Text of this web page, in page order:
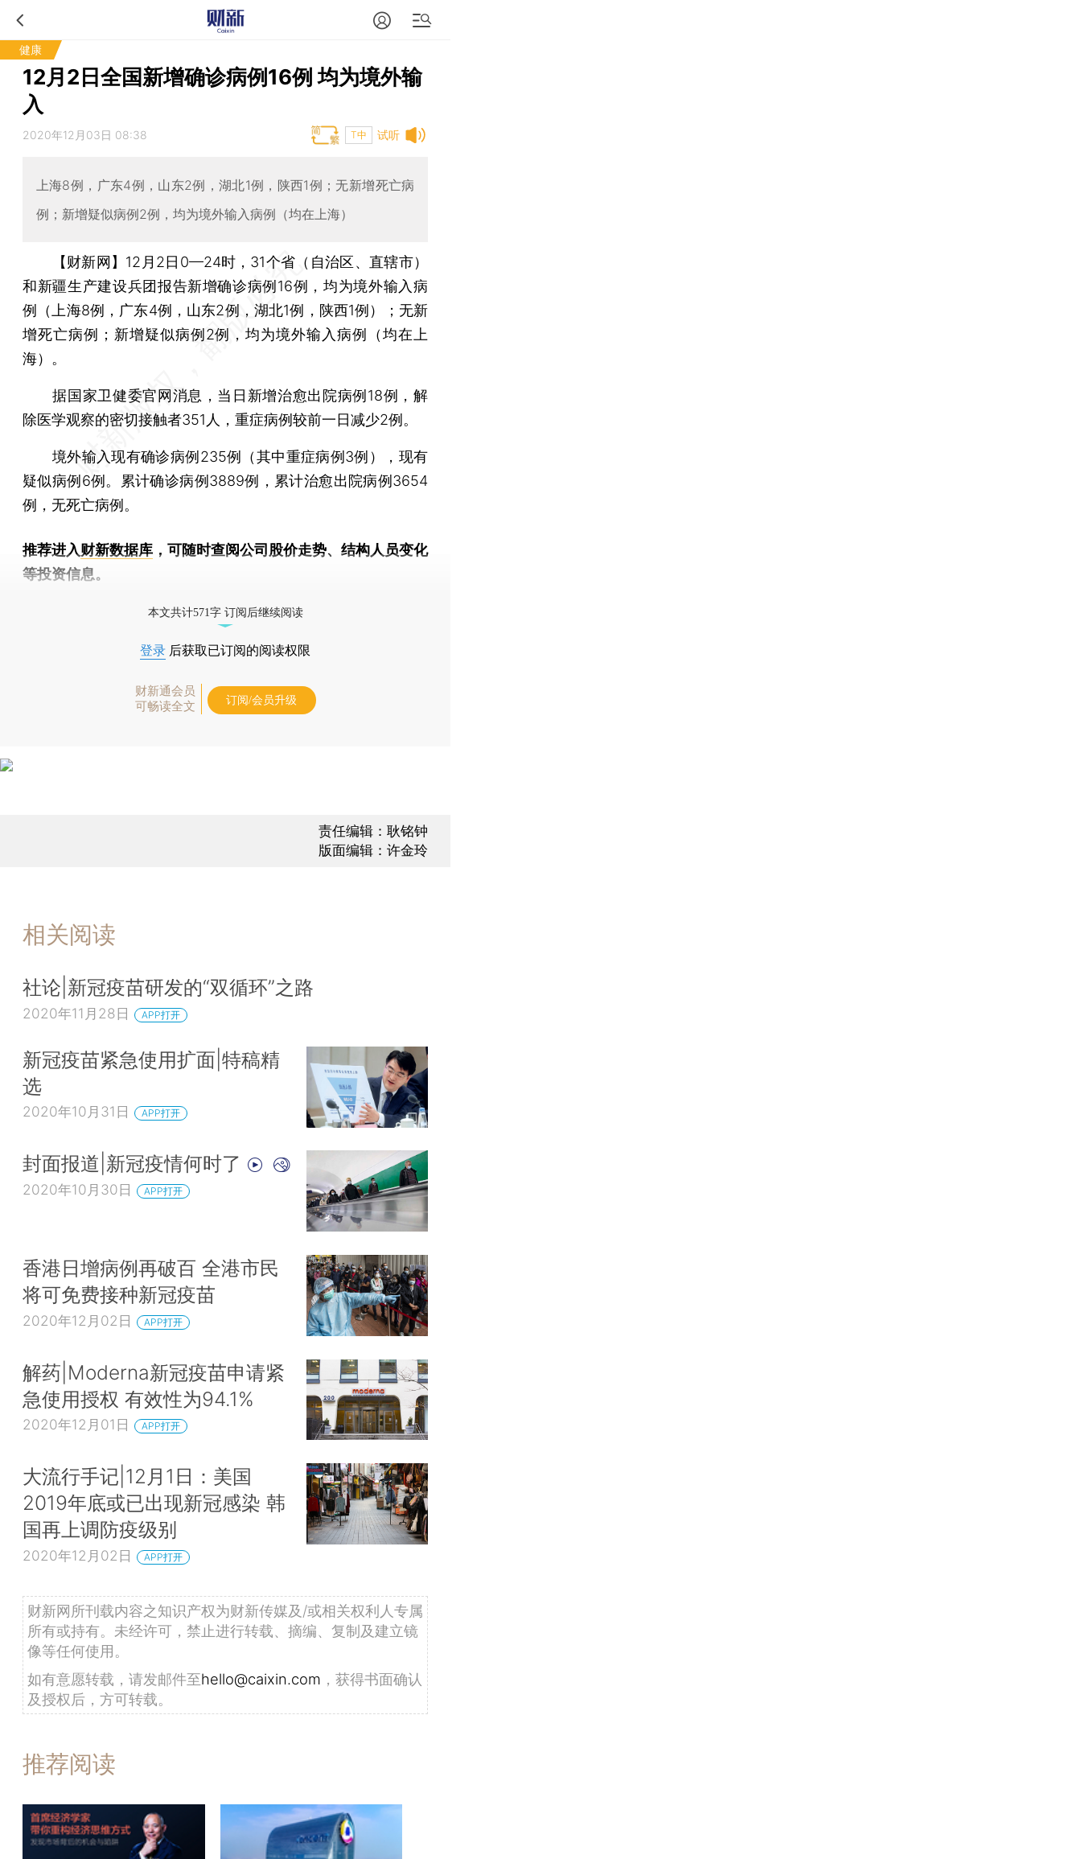
健康
12月2日全国新增确诊病例16例 均为境外输
入
试听
2020年12月03日 08:38 T中
上海8例，广东4例，山东2例，湖北1例，陕西1例；无新增死亡病
例；新增疑似病例2例，均为境外输入病例（均在上海）
【财新网】 12月2日0—24时，31个省（自治区、直辖市）
和新疆生产建设兵团报告新增确诊病例16例，均为境外输入病
例（上海8例，广东4例，山东2例，湖北1例，陕西1例）；无新
增死亡病例；新增疑似病例2例，均为境外输入病例（均在上
海）。
据国家卫健委官网消息，当日新增治愈出院病例18例，解
除医学观察的密切接触者351人，重症病例较前一日减少2例。
境外输入现有确诊病例235例（其中重症病例3例），现有
疑似病例6例。累计确诊病例3889例，累计治愈出院病例3654
例，无死亡病例。
推荐进入财新数据库 ，可随时查阅公司股价走势、结构人员变化
等投资信息。
本文共计571字 订阅后继续阅读
登录 后获取已订阅的阅读权限
财新通会员
可畅读全文
订阅/会员升级
责任编辑：耿铭钟
版面编辑：许金玲
相关阅读
社论|新冠疫苗研发的“双循环”之路
2020年11月28日 APP打开
新冠疫苗紧急使用扩面|特稿精
选
2020年10月31日 APP打开
封面报道|新冠疫情何时了
2020年10月30日 APP打开
香港日增病例再破百 全港市民
将可免费接种新冠疫苗
2020年12月02日 APP打开
解药|Moderna新冠疫苗申请紧
急使用授权 有效性为94.1%
2020年12月01日 APP打开
大流行手记|12月1日：美国
2019年底或已出现新冠感染 韩
国再上调防疫级别
2020年12月02日 APP打开
财新网所刊载内容之知识产权为财新传媒及/或相关权利人专属
所有或持有。未经许可，禁止进行转载、摘编、复制及建立镜
像等任何使用。
如有意愿转载，请发邮件至hello@caixin.com ，获得书面确认
及授权后，方可转载。
推荐阅读